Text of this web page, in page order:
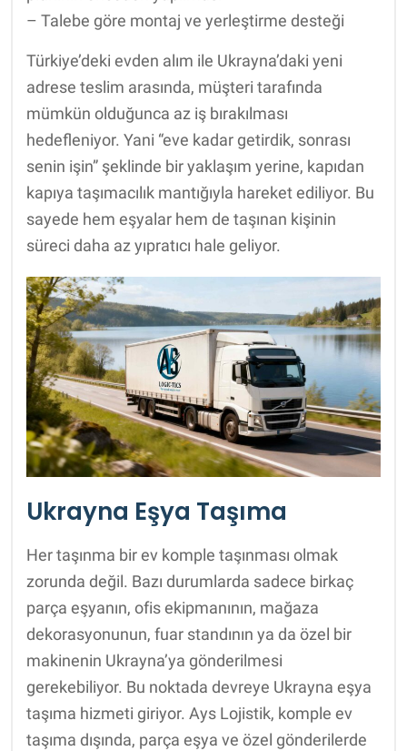
– Talebe göre montaj ve yerleştirme desteği
Türkiye’deki evden alım ile Ukrayna’daki yeni
adrese teslim arasında, müşteri tarafında
mümkün olduğunca az iş bırakılması
hedefleniyor. Yani “eve kadar getirdik, sonrası
senin işin” şeklinde bir yaklaşım yerine, kapıdan
kapıya taşımacılık mantığıyla hareket ediliyor. Bu
sayede hem eşyalar hem de taşınan kişinin
süreci daha az yıpratıcı hale geliyor.
Ukrayna Eşya Taşıma
Her taşınma bir ev komple taşınması olmak
zorunda değil. Bazı durumlarda sadece birkaç
parça eşyanın, ofis ekipmanının, mağaza
dekorasyonunun, fuar standının ya da özel bir
makinenin Ukrayna’ya gönderilmesi
gerekebiliyor. Bu noktada devreye Ukrayna eşya
taşıma hizmeti giriyor. Ays Lojistik, komple ev
taşıma dışında, parça eşya ve özel gönderilerde